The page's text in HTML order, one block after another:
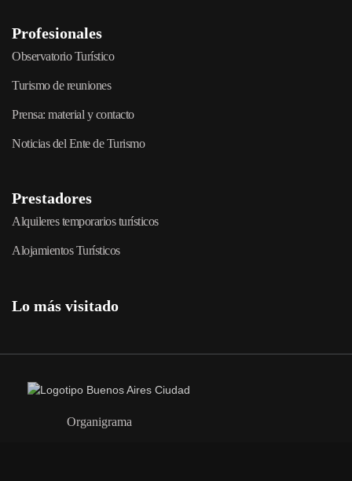
Profesionales
Observatorio Turístico
Turismo de reuniones
Prensa: material y contacto
Noticias del Ente de Turismo
Prestadores
Alquileres temporarios turísticos
Alojamientos Turísticos
Lo más visitado
Organigrama